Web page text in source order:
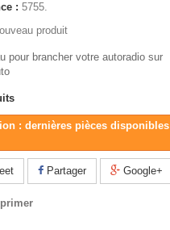
: 5755.
produit
pour brancher votre autoradio sur
: dernières pièces disponibles
Partager Google+